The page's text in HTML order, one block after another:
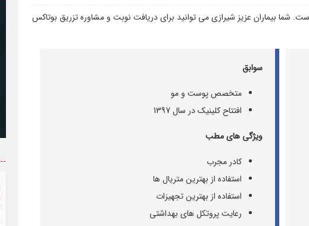
شما بیماران عزیز شیرازی می توانید برای دریافت نوبت و مشاوره تزریق بوتاکس
سوابق
متخصص پوست و مو
افتتاح کلینیک در سال 1397
ویژگی های مطب
کادر مجرب
استفاده از بهترین متریال ها
استفاده از بهترین تجهیزات
رعایت پروتکل های بهداشتی